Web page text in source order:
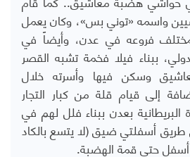
واسمه «توني بس»، وكان يعمل
فروعه في عدن، وأيضاً في
ببناء فيلا فخمة تشبه القصر
وسكن فيها وأسرته خلال
إلى قيام قلة من كبار التجار
البريطانية بعدن ببناء فلل لهم في
أسفلتي ضيق (لا يتسع بالكاد
أسفل حتى قمة الهضبة.